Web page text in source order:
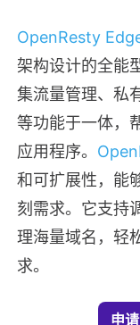
OpenResty
架构设计的全能
集流量管理、私
等功能于一体，
应用程序。
和可扩展性，能
刻需求。它支持
理海量域名，轻
求。
申